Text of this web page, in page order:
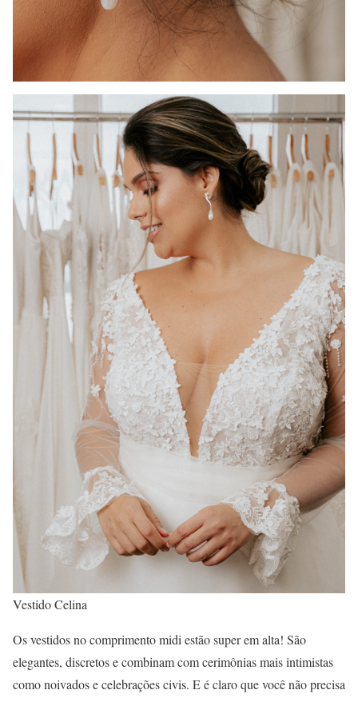
Vestido Celina
Os vestidos no comprimento midi estão super em alta! São
elegantes, discretos e combinam com cerimônias mais intimistas
como noivados e celebrações civis. E é claro que você não precisa